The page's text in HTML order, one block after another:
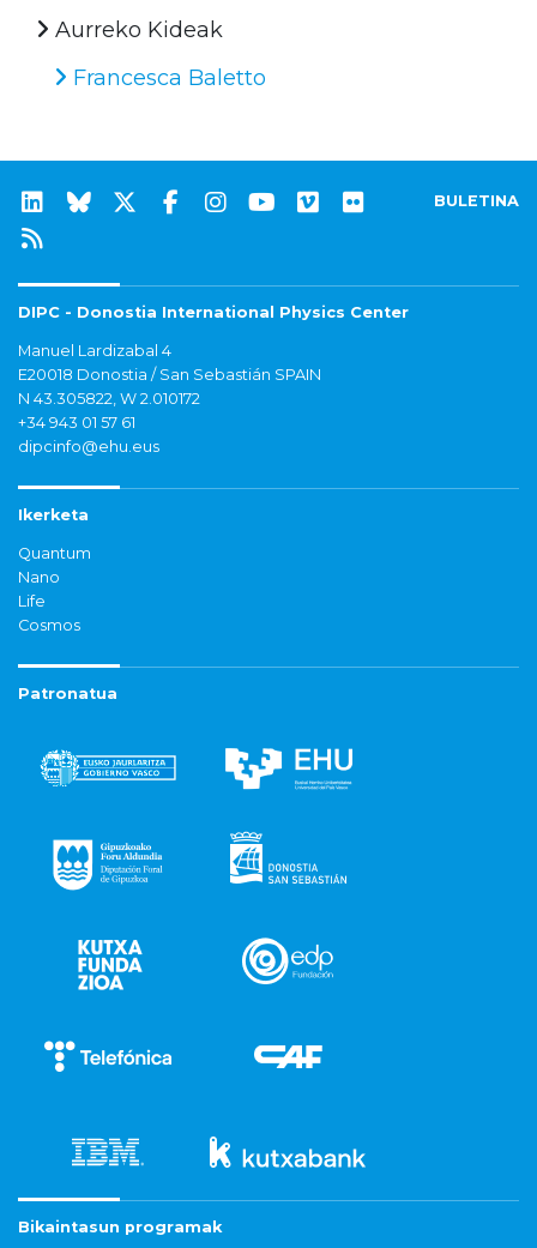
Aurreko Kideak
Francesca Baletto
BULETINA
DIPC - Donostia International Physics Center
Manuel Lardizabal 4
E20018 Donostia / San Sebastián SPAIN
N 43.305822, W 2.010172
+34 943 01 57 61
dipcinfo@ehu.eus
Ikerketa
Quantum
Nano
Life
Cosmos
Patronatua
Bikaintasun programak